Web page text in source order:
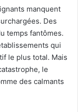
manquent
Des
temps fantômes.
qui
le plus total. Mais
le
des calmants